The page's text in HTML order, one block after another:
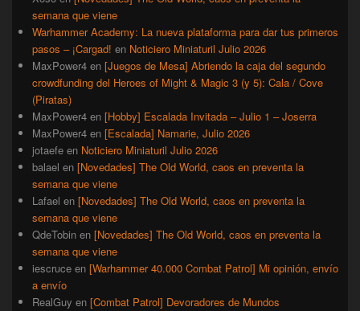
semana que viene
Warhammer Academy: La nueva plataforma para dar tus primeros
pasos – ¡Cargad! en Noticiero Miniaturil Julio 2026
MaxPower4 en [Juegos de Mesa] Abriendo la caja del segundo
crowdfunding del Heroes of Might & Magic 3 (y 5): Cala / Cove
(Piratas)
MaxPower4 en [Hobby] Escalada Invitada – Julio 1 – Joserra
MaxPower4 en [Escalada] Namarie, Julio 2026
jotaefe en Noticiero Miniaturil Julio 2026
balael en [Novedades] The Old World, caos en preventa la
semana que viene
Lafael en [Novedades] The Old World, caos en preventa la
semana que viene
QdeTobin en [Novedades] The Old World, caos en preventa la
semana que viene
iescruce en [Warhammer 40.000 Combat Patrol] Mi opinión, envío
a envío
RealGuy en [Combat Patrol] Devoradores de Mundos